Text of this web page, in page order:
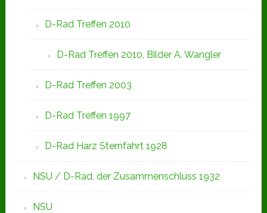
D-Rad Treffen 2010
D-Rad Treffen 2010, Bilder A. Wangler
D-Rad Treffen 2003
D-Rad Treffen 1997
D-Rad Harz Sternfahrt 1928
NSU / D-Rad, der Zusammenschluss 1932
NSU